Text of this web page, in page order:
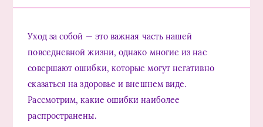
Уход за собой — это важная часть нашей
повседневной жизни, однако многие из нас
совершают ошибки, которые могут негативно
сказаться на здоровье и внешнем виде.
Рассмотрим, какие ошибки наиболее
распространены.